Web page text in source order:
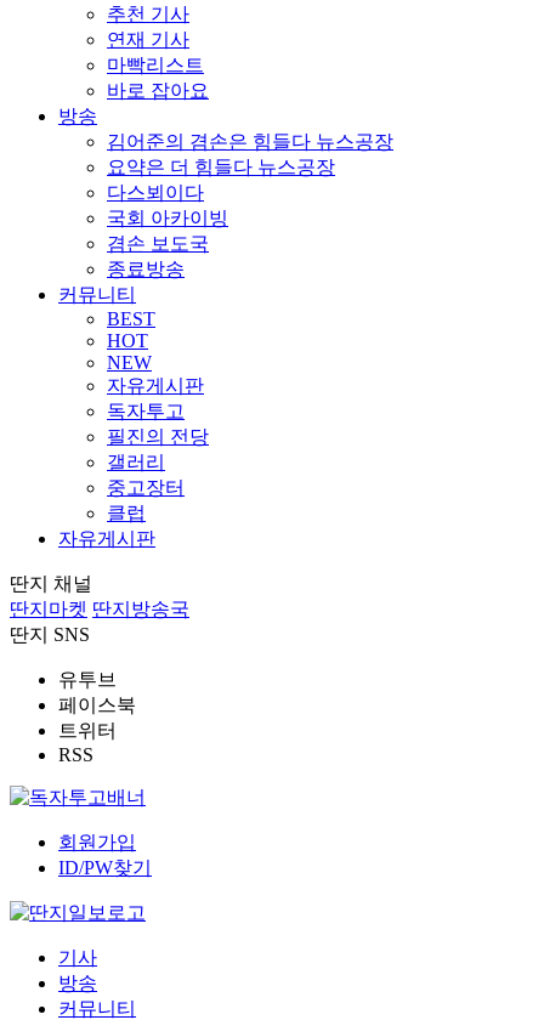
추천 기사
연재 기사
마빡리스트
바로 잡아요
방송
김어준의 겸손은 힘들다 뉴스공장
요약은 더 힘들다 뉴스공장
다스뵈이다
국회 아카이빙
겸손 보도국
종료방송
커뮤니티
BEST
HOT
NEW
자유게시판
독자투고
필진의 전당
갤러리
중고장터
클럽
자유게시판
딴지 채널
딴지마켓 딴지방송국
딴지 SNS
유투브
페이스북
트위터
RSS
회원가입
ID/PW찾기
기사
방송
커뮤니티